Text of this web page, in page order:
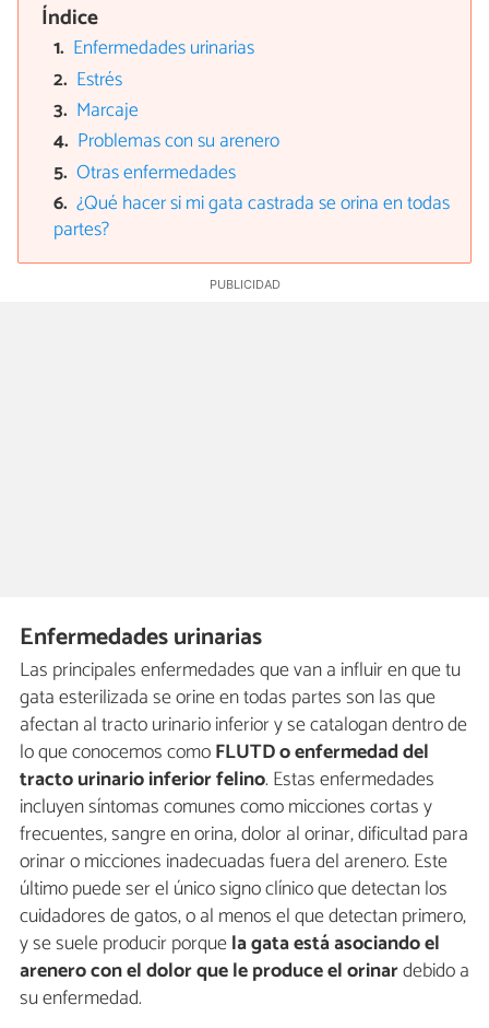
Índice
Enfermedades urinarias
Estrés
Marcaje
Problemas con su arenero
Otras enfermedades
¿Qué hacer si mi gata castrada se orina en todas
partes?
Enfermedades urinarias
Las principales enfermedades que van a influir en que tu
gata esterilizada se orine en todas partes son las que
afectan al tracto urinario inferior y se catalogan dentro de
lo que conocemos comoFLUTD o enfermedad del
tracto urinario inferior felino. Estas enfermedades
incluyen síntomas comunes como micciones cortas y
frecuentes, sangre en orina, dolor al orinar, dificultad para
orinar o micciones inadecuadas fuera del arenero. Este
último puede ser el único signo clínico que detectan los
cuidadores de gatos, o al menos el que detectan primero,
y se suele producir porquela gata está asociando el
arenero con el dolor que le produce el orinardebido a
su enfermedad.